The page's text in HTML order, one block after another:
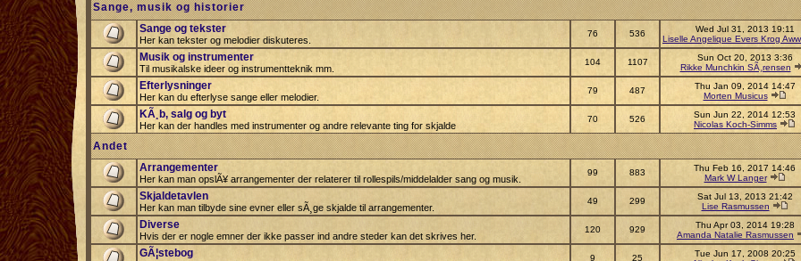
Sange, musik og historier
Sange og tekster
Her kan tekster og melodier diskuteres.
76 536
Wed Jul 31, 2013 19:11
Liselle Angelique Evers Krog
Musik og instrumenter
Til musikalske ideer og instrumentteknik mm.
104 1107
Sun Oct 20, 2013 3:36
Rikke Munchkin SÃ¸rensen
Efterlysninger
Her kan du efterlyse sange eller melodier.
79 487
Thu Jan 09, 2014 14:47
Morten Musicus
KÃ¸b, salg og byt
Her kan der handles med instrumenter og andre relevante ting for skjalde
70 526
Sun Jun 22, 2014 12:53
Nicolas Koch-Simms
Andet
Arrangementer
Her kan man opslÃ¥ arrangementer der relaterer til rollespils/middelalder sang og musik.
99 883
Thu Feb 16, 2017 14:46
Mark W Langer
Skjaldetavlen
Her kan man tilbyde sine evner eller sÃ¸ge skjalde til arrangementer.
49 299
Sat Jul 13, 2013 21:42
Lise Rasmussen
Diverse
Hvis der er nogle emner der ikke passer ind andre steder kan det skrives her.
120 929
Thu Apr 03, 2014 19:28
Amanda Natalie Rasmussen
GÃ¦stebog 9 25
Tue Jun 17, 2008 20:25